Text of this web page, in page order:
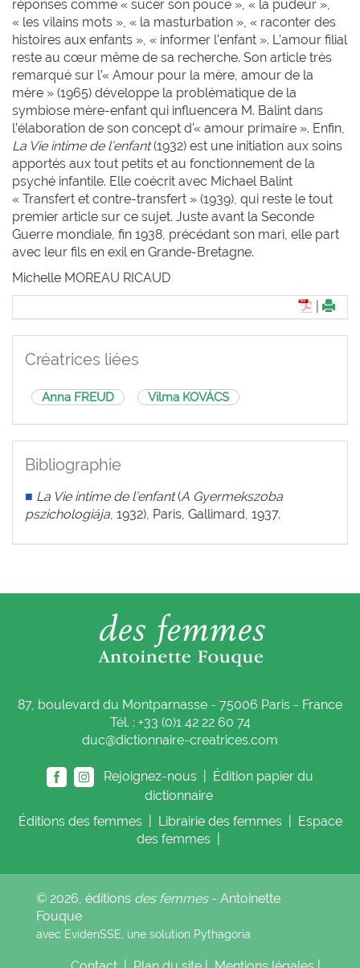
réponses comme « sucer son pouce », « la pudeur »,
« les vilains mots », « la masturbation », « raconter des
histoires aux enfants », « informer l’enfant ». L’amour filial
reste au cœur même de sa recherche. Son article très
remarqué sur l’« Amour pour la mère, amour de la
mère » (1965) développe la problématique de la
symbiose mère-enfant qui influencera M. Balint dans
l’élaboration de son concept d’« amour primaire ». Enfin,
La Vie intime de l’enfant(1932) est une initiation aux soins
apportés aux tout petits et au fonctionnement de la
psyché infantile. Elle coécrit avec Michael Balint
« Transfert et contre-transfert » (1939), qui reste le tout
premier article sur ce sujet. Juste avant la Seconde
Guerre mondiale, fin 1938, précédant son mari, elle part
avec leur fils en exil en Grande-Bretagne.
Michelle MOREAU RICAUD
Créatrices liées
Anna FREUD Vilma KOVÁCS
Bibliographie
■ La Vie intime de l’enfant(A Gyermekszoba
pszichologiája, 1932), Paris, Gallimard, 1937.
87, boulevard du Montparnasse - 75006 Paris - France
Tél. : +33 (0)1 42 22 60 74
duc@dictionnaire-creatrices.com
Rejoignez-nous |
Édition papier du
dictionnaire
Éditions des femmes Librairie des femmes
Espace
des femmes
© 2026, éditions des femmes- Antoinette
Fouque
avec EvidenSSE, une solution Pythagoria